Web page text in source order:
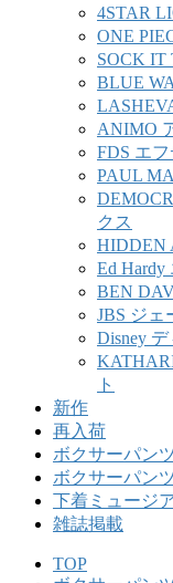
4STAR
ONE
SOCK IT
BLUE
ANIMO
FDS エ
PAUL
クス
HIDDEN
Ed Hardy
BEN
JBS ジェ
Disney
ト
新作
再入荷
ボクサーパン
ボクサーパン
下着ミュージ
雑誌掲載
TOP